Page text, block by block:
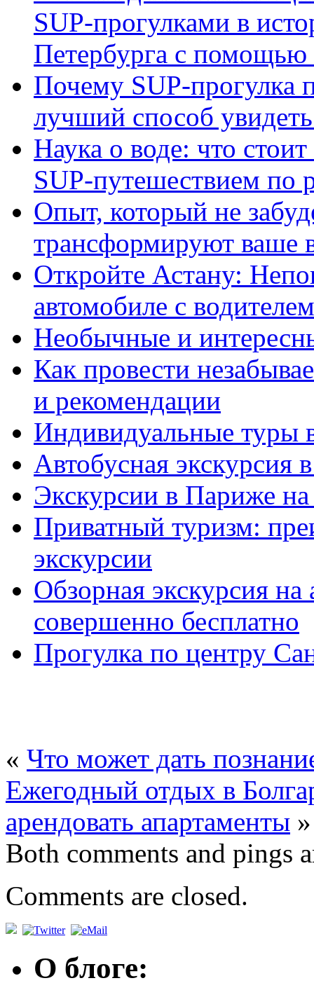
SUP-прогулками в
Петербурга с помощью
Почему SUP-прогулка
лучший способ
Наука о воде: что
SUP-путешествием по
Опыт, который не
трансформируют ваше
Откройте Астану:
автомобиле с водителем
Необычные и
Как провести
и рекомендации
Индивидуальные туры
Автобусная
Экскурсии в Париже
Приватный туризм:
экскурсии
Обзорная экскурсия
совершенно бесплатно
Прогулка по центру
« Что может дать
Ежегодный отдых в
арендовать апартаменты »
Both comments and pings
Comments are closed.
О блоге: